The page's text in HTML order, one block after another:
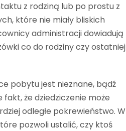
z rodziną lub po prostu z
które nie miały bliskich
administracji dowiadują
co do rodziny czy ostatniej
pobytu jest nieznane, bądź
że dziedziczenie może
odległe pokrewieństwo. W
pozwoli ustalić, czy ktoś